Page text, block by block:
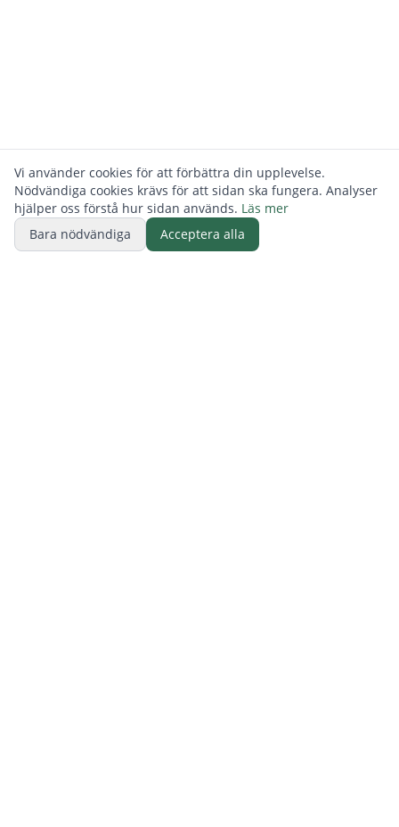
Vi använder cookies för att förbättra din upplevelse.
Nödvändiga cookies krävs för att sidan ska fungera. Analyser
hjälper oss förstå hur sidan används. Läs mer
Bara nödvändiga
Acceptera alla